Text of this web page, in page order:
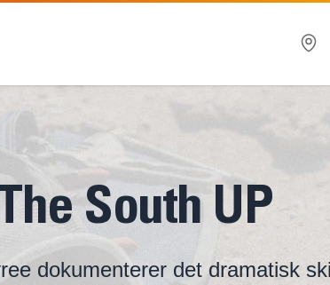
South UP
dokumenterer det dramatisk